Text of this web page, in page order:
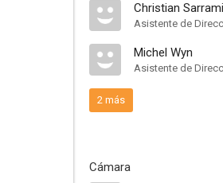
Christian
Asistente de
Michel Wyn
Asistente de
2 más
Cámara